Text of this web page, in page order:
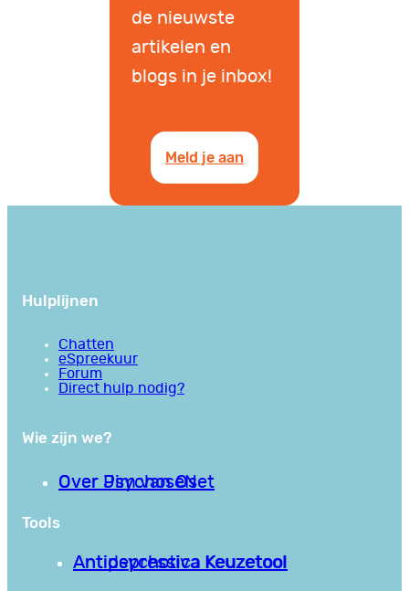
de nieuwste
artikelen en
blogs in je inbox!
Meld je aan
Hulplijnen
Chatten
eSpreekuur
Forum
Direct hulp nodig?
Wie zijn we?
Over PsychoseNet
Over Jim van Os
Tools
Antipsychotica Keuzetool
Antidepressiva Keuzetool